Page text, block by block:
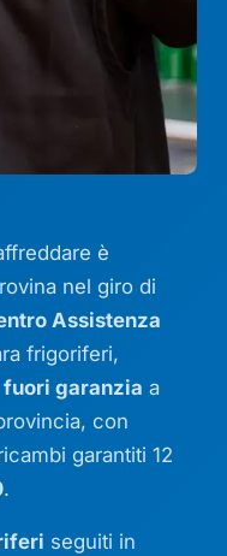
è
nel giro di
Assistenza
frigoriferi,
fuori garanzia a
con
garantiti 12
.
seguiti in